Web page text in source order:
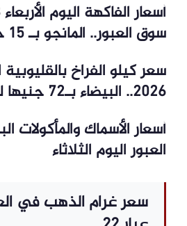
سوق العبور.. المانجو بـ 15 جنيها
2026.. البيضاء بـ72 جنيها للكيلو
أسعار الأسماك
العبور اليوم الثلاثاء
سعر غرام الذهب في